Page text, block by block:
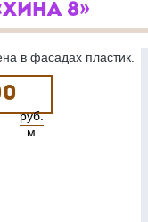
8»
в фасадах пластик.
руб.
м